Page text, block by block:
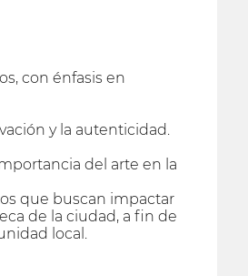
con énfasis en
y la autenticidad.
del arte en la
que buscan impactar
de la ciudad, a fin de
local.